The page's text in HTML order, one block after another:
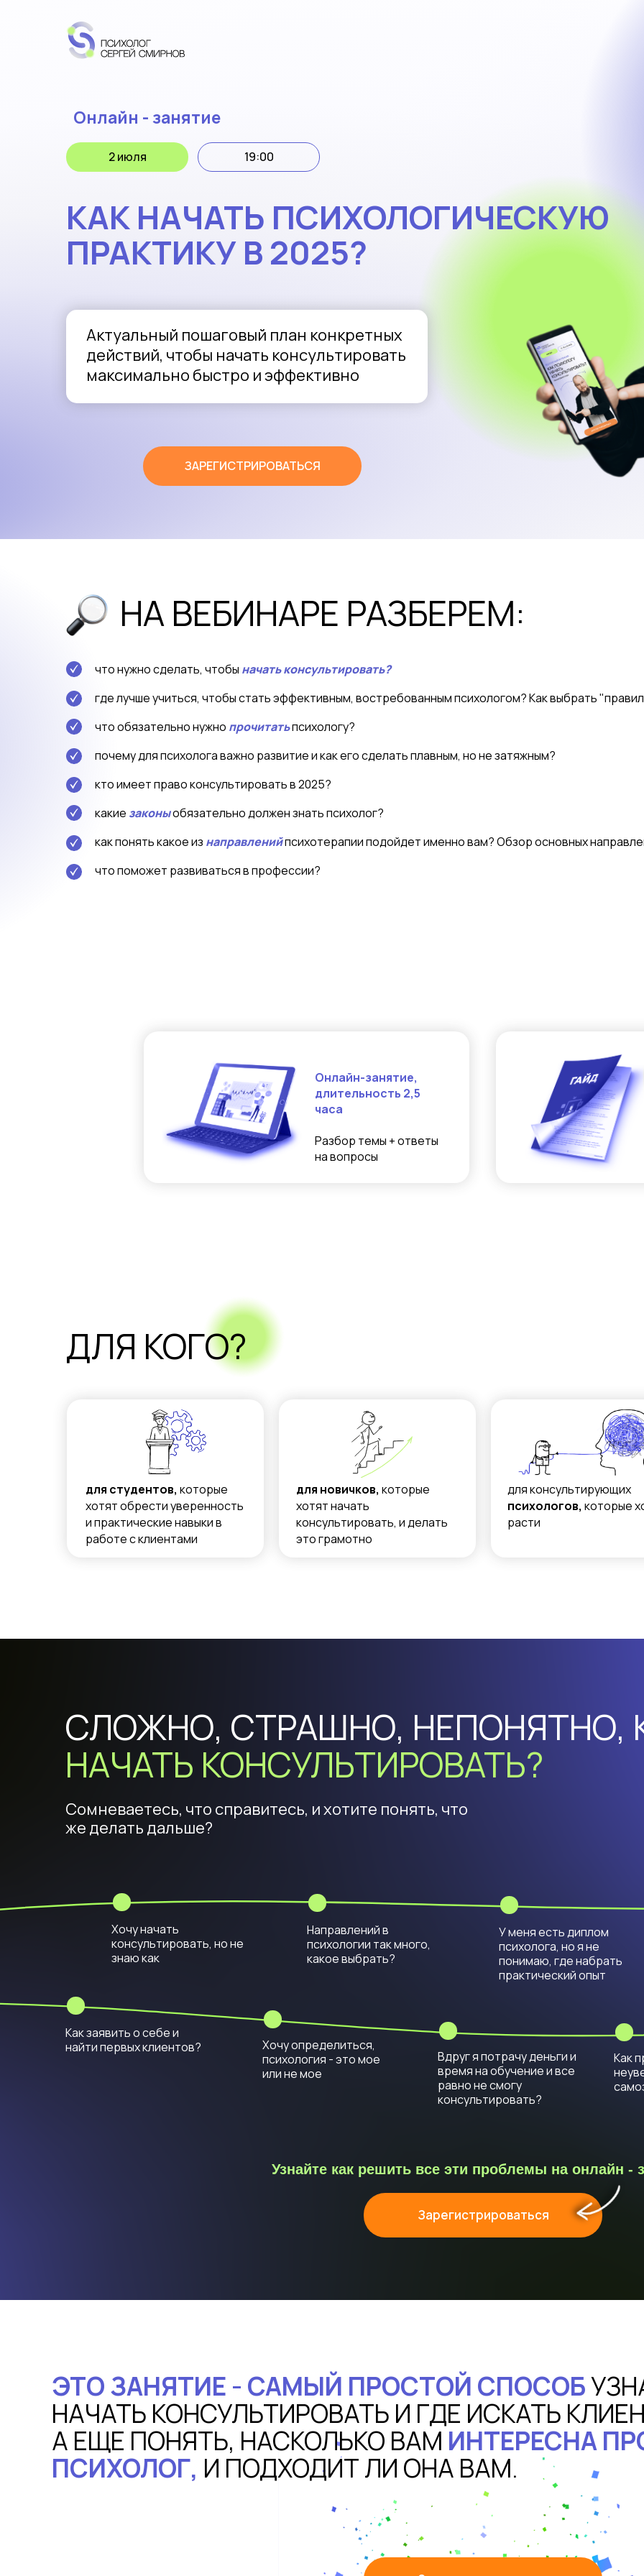
2 июля
Онлайн - занятие
19:00
КАК НАЧАТЬ ПСИХОЛОГИЧЕСКУЮ
ПРАКТИКУ В 2025?
Актуальный пошаговый план конкретных
действий, чтобы начать консультировать
максимально быстро и эффективно
ЗАРЕГИСТРИРОВАТЬСЯ
НА ВЕБИНАРЕ РАЗБЕРЕМ:
что нужно сделать, чтобы начать консультировать?
где лучше учиться, чтобы стать эффективным, востребованным психологом? Как выбрать
что обязательно нужно прочитатьпсихологу?
почему для психолога важно развитие и как его сделать плавным, но не затяжным?
кто имеет правоконсультировать в 2025?
какие законыобязательно должен знать психолог?
как понять какое из направленийпсихотерапии подойдет именно вам? Обзор основных
что поможет развиваться в профессии?
Онлайн-занятие,
длительность 2,5
часа
Разбор темы + ответы
на вопросы
для студентов, которые
хотят обрести уверенность
и практические навыки в
работе с клиентами
для новичков, которые
хотят начать
консультировать, и делать
это грамотно
для консультирующих
психологов, которые
расти
ДЛЯ КОГО?
У меня есть диплом
психолога, но я не
понимаю, где набрать
практический опыт
СЛОЖНО, СТРАШНО, НЕПОНЯТНО,
НАЧАТЬ КОНСУЛЬТИРОВАТЬ?
Сомневаетесь, что справитесь, и хотите понять, что
же делать дальше?
Как заявить о себе и
найти первых клиентов?
Хочу определиться,
психология - это мое
или не мое
Вдруг я потрачу деньги и
время на обучение и все
равно не смогу
консультировать?
Как
Хочу начать
консультировать, но не
знаю как
Направлений в
психологии так много,
какое выбрать?
Зарегистрироваться
Узнайте как решить все эти проблемы на онлайн -
ЭТО ЗАНЯТИЕ - САМЫЙ ПРОСТОЙ СПОСОБ
НАЧАТЬ КОНСУЛЬТИРОВАТЬ И ГДЕ ИСКАТЬ
А ЕЩЕ ПОНЯТЬ, НАСКОЛЬКО ВАМ ИНТЕРЕСНА
ПСИХОЛОГ, И ПОДХОДИТ ЛИ ОНА ВАМ.